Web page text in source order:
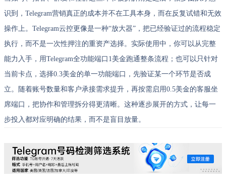
识到，Telegram营销真正的成本并不在工具本身，而在反复试错和无效
操作上。Telegram云控更像是一种“放大器”，把已经验证过的流程稳定
执行，而不是一次性押注的重资产选择。实际使用中，你可以从完整
能力入手，用Telegram全功能端口1美金跑通整条流程；也可以只针对
当前卡点，选择0.3美金的单一功能端口，先验证某一个环节是否成
立。随着账号数量和客户承接需求提升，再按需启用0.5美金的客服坐
席端口，把协作和管理拆分得更清晰。这种逐步展开的方式，让每一
步投入都对应明确的结果，而不是盲目放量。